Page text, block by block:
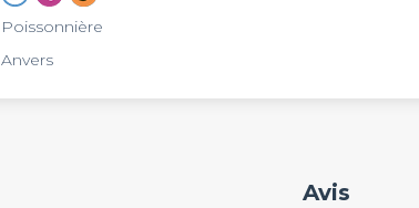
Poissonnière
Anvers
Avis